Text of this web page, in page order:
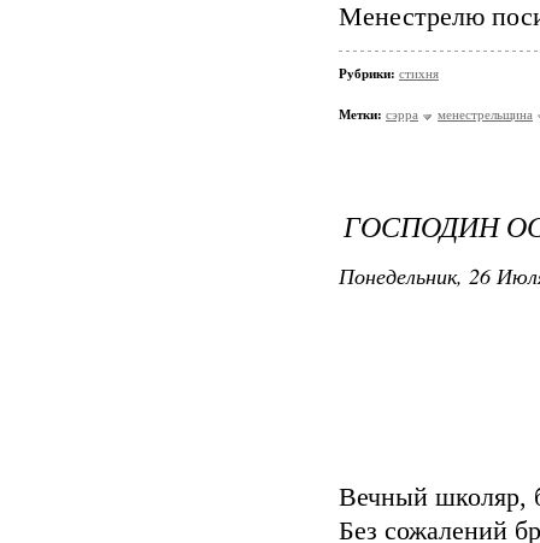
Менестрелю
Рубрики: стихня
Метки: сэрра менестрельщина
ГОСПОДИН
Понедельник, 26
Вечный школяр,
Без сожалений